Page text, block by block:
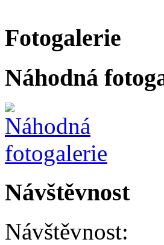
Fotogalerie
Náhodná
Návštěvnost
Návštěvnost: